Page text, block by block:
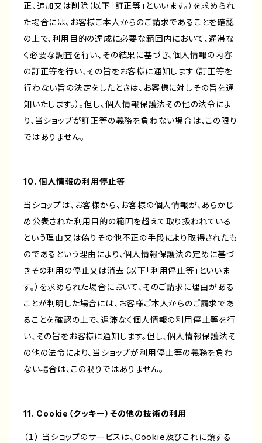
正、追加又は削除（以下「訂正等」といいます。）を求められ
た場合には、お客様ご本人からのご請求であることを確認
の上で、利用目的の達成に必要な範囲内において、遅滞な
く必要な調査を行い、その結果に基づき、個人情報の内容
の訂正等を行い、その旨をお客様に通知します（訂正等を
行わない旨の決定をしたときは、お客様に対しその旨を通
知いたします。）。但し、個人情報保護法その他の法令によ
り、当ショップが訂正等の義務を負わない場合は、この限り
ではありません。
10. 個人情報の利用停止等
当ショップは、お客様から、お客様の個人情報が、あらかじ
め公表された利用目的の範囲を超えて取り扱われている
という理由又は偽りその他不正の手段により取得されたも
のであるという理由により、個人情報保護法の定めに基づ
きその利用の停止又は消去（以下「利用停止等」といいま
す。）を求められた場合において、そのご請求に理由がある
ことが判明した場合には、お客様ご本人からのご請求であ
ることを確認の上で、遅滞なく個人情報の利用停止等を行
い、その旨をお客様に通知します。但し、個人情報保護法そ
の他の法令により、当ショップが利用停止等の義務を負わ
ない場合は、この限りではありません。
11. Cookie（クッキー）その他の技術の利用
（１） 当ショップのサービスは、Cookie及びこれに類する